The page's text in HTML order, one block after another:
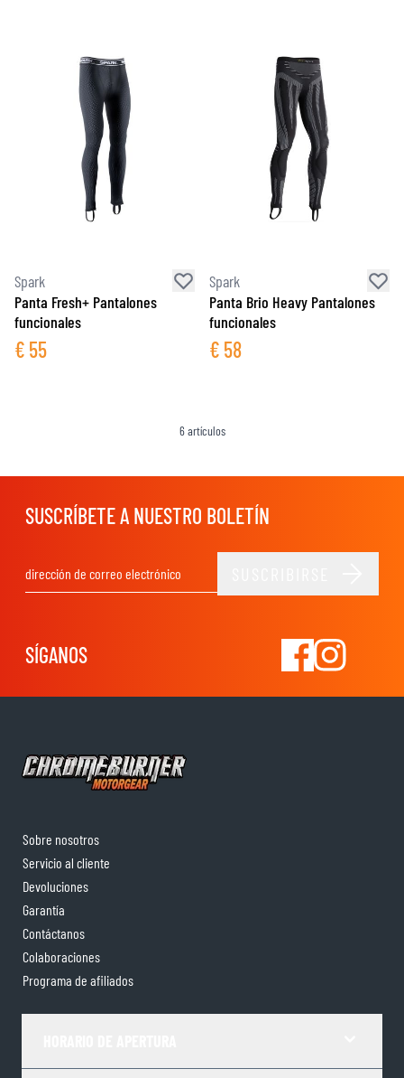
Spark
Panta Fresh+ Pantalones
funcionales
€ 55
Spark
Panta Brio Heavy Pantalones
funcionales
€ 58
6artículos
SUSCRÍBETE A NUESTRO BOLETÍN
SÍGANOS
Sobre nosotros
Servicio al cliente
Devoluciones
Garantía
Contáctanos
Colaboraciones
Programa de afiliados